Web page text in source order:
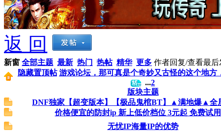
返 回
新窗 全部主题 最新 热门 热帖 精华 更多 作者回复/查看最后
隐藏置顶帖 游戏论坛，那可真是个奇妙又古怪的这个地方
...2
版块主题
DNF独家【超变版本】【极品鬼棺BT】▲满地爆▲全
价格便宜的防封ip 新上低价档位 3元起 免费试用
无忧IP海量IP的优势